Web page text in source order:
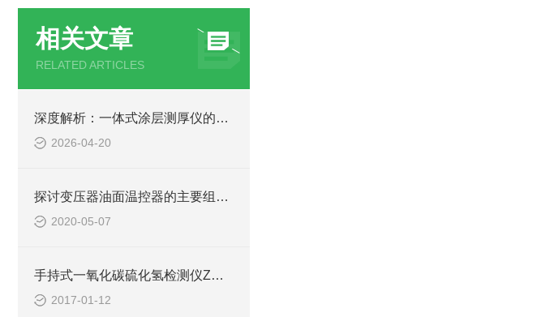
相关文章
RELATED ARTICLES
深度解析：一体式涂层测厚仪的正确使用方法全攻略
2026-04-20
探讨变压器油面温控器的主要组成及功能
2020-05-07
手持式一氧化碳硫化氢检测仪Z大限度减少测量误差
2017-01-12